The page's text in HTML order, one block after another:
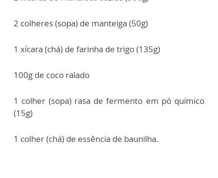
2 colheres (sopa) de manteiga (50g)
1 xícara (chá) de farinha de trigo (135g)
100g de coco ralado
1 colher (sopa) rasa de fermento em pó químico
(15g)
1 colher (chá) de essência de baunilha.